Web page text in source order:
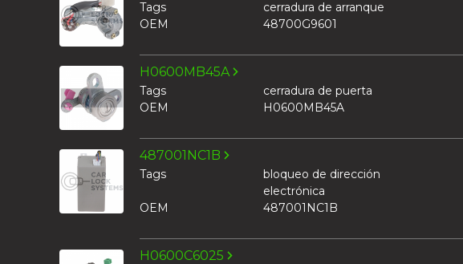
Tags
cerradura de arranque
OEM
48700G9601
H0600MB45A
Tags
cerradura de puerta
OEM
H0600MB45A
487001NC1B
Tags
bloqueo de dirección
electrónica
OEM
487001NC1B
H0600C6025